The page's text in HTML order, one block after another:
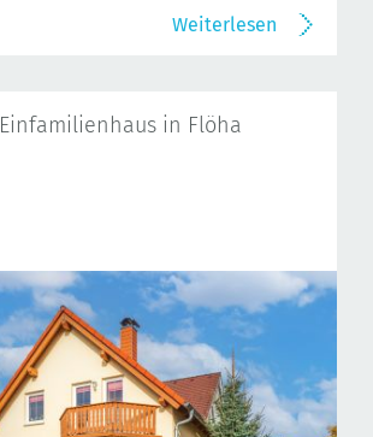
Weiterlesen
Einfamilienhaus in Flöha